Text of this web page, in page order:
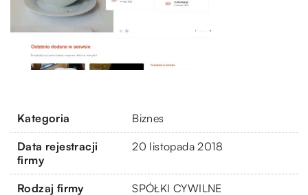
Kategoria Biznes
Data rejestracji
firmy
20 listopada 2018
Rodzaj firmy
SPÓŁKI CYWILNE